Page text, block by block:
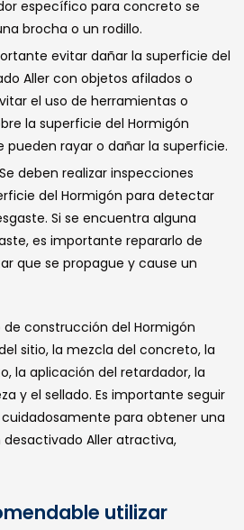
específico para concreto se
brocha o un rodillo.
evitar dañar la superficie del
Aller con objetos afilados o
el uso de herramientas o
la superficie del Hormigón
pueden rayar o dañar la superficie.
deben realizar inspecciones
del Hormigón para detectar
Si se encuentra alguna
es importante repararlo de
que se propague y cause un
de construcción del Hormigón
sitio, la mezcla del concreto, la
la aplicación del retardador, la
y el sellado. Es importante seguir
para obtener una
Aller atractiva,
utilizar